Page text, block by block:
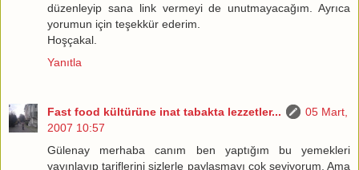
düzenleyip sana link vermeyi de unutmayacağım. Ayrıca
yorumun için teşekkür ederim.
Hoşçakal.
Yanıtla
Fast food kültürüne inat tabakta lezzetler...
05 Mart,
2007 10:57
Gülenay merhaba canım ben yaptığım bu yemekleri
yayınlayıp tariflerini sizlerle paylaşmayı çok seviyorum. Ama